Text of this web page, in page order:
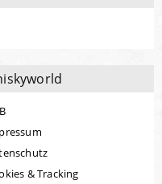
& Tracking